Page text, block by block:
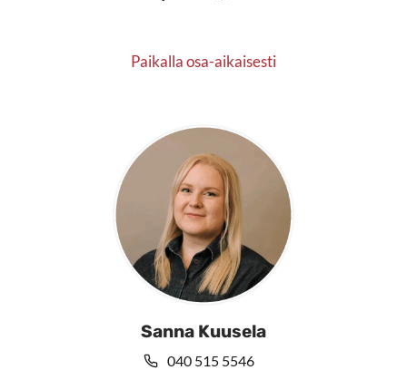
Paikalla osa-aikaisesti
Sanna Kuusela
040 515 5546